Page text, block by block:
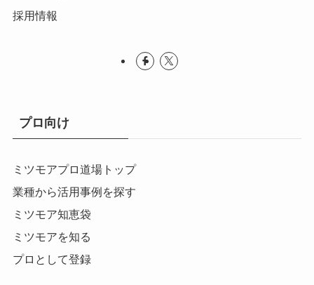
採用情報
プロ向け
ミツモアプロ道場トップ
業種から活用事例を探す
ミツモア知恵袋
ミツモアを知る
プロとして登録